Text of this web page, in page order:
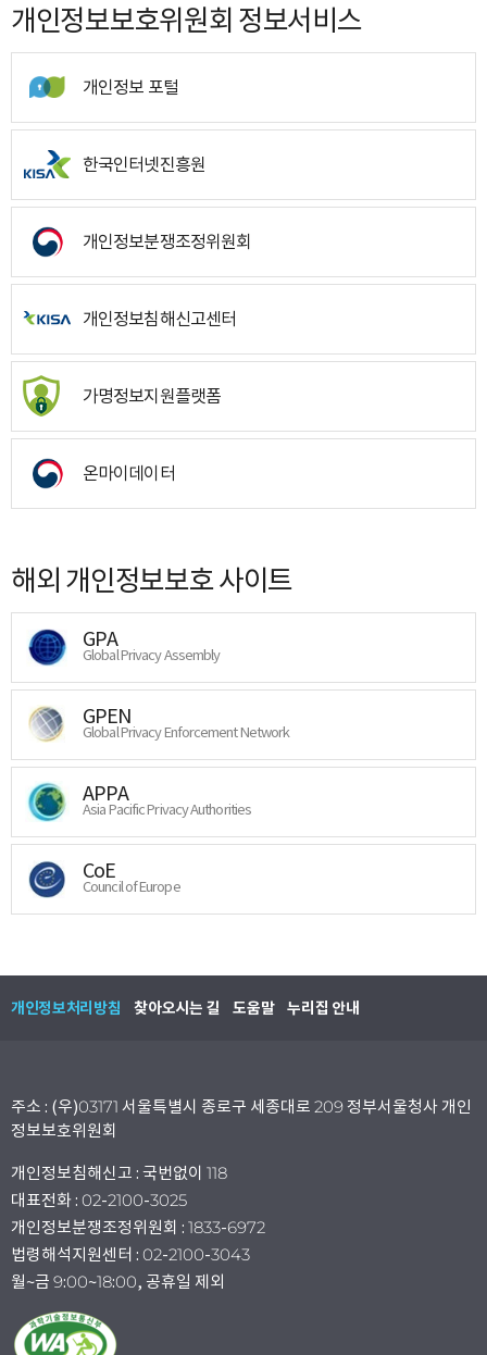
개인정보보호위원회 정보서비스
개인정보 포털
한국인터넷진흥원
개인정보분쟁조정위원회
개인정보침해신고센터
가명정보지원플랫폼
온마이데이터
해외 개인정보보호 사이트
GPA
Global Privacy Assembly
GPEN
Global Privacy Enforcement Network
APPA
Asia Pacific Privacy Authorities
CoE
Council of Europe
개인정보처리방침 찾아오시는 길 도움말 누리집 안내
주소 : (우)03171 서울특별시 종로구 세종대로 209 정부서울청사 개인
정보보호위원회
개인정보침해신고 : 국번없이 118
대표전화 : 02-2100-3025
개인정보분쟁조정위원회 : 1833-6972
법령해석지원센터 : 02-2100-3043
월~금 9:00~18:00, 공휴일 제외